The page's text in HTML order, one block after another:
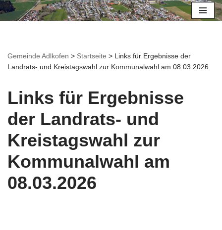
Gemeinde Adlkofen > Startseite > Links für Ergebnisse der
Landrats- und Kreistagswahl zur Kommunalwahl am 08.03.2026
Links für Ergebnisse
der Landrats- und
Kreistagswahl zur
Kommunalwahl am
08.03.2026